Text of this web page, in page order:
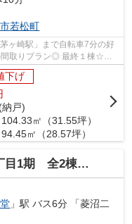
若松町
ヶ崎駅」まで自転車7分の好
間取りプラン◎ 最終１棟☆現
下げ
戸)
㎡（31.55坪）
㎡（28.57坪）
期 全2棟 2号棟
」駅 バス6分 「菱沼二